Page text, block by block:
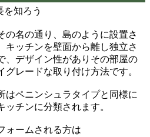
の名の通り、島のように設置さ
キッチンを壁面から離し独立さ
、デザイン性がありその部屋の
レードな取り付け方法です。
はペニンシュラタイプと同様に
チンに分類されます。
ォームされる方は